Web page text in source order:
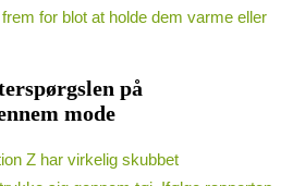
for blot at holde dem varme eller
på
mode
Z har virkelig skubbet